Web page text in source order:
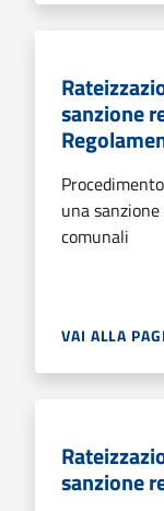
sanzione
una
comunali
VAI ALLA
sanzione